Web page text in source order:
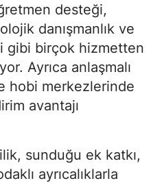
desteği,
danışmanlık ve
gibi birçok hizmetten
Ayrıca anlaşmalı
hobi merkezlerinde
avantajı
sunduğu ek katkı,
ayrıcalıklarla